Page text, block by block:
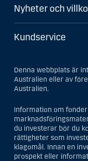
Nyheter och
Kundservice
Denna webbplats är
Australien eller av
Australien.
Information om
du investerar bör du
rättigheter som
klagomål. Innan en
prospekt eller